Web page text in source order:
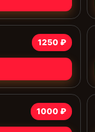
1250 ₽
1000 ₽